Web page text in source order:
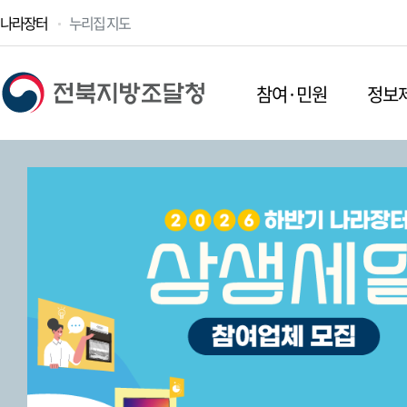
나라장터 누리집 지도
참여·민원 정보